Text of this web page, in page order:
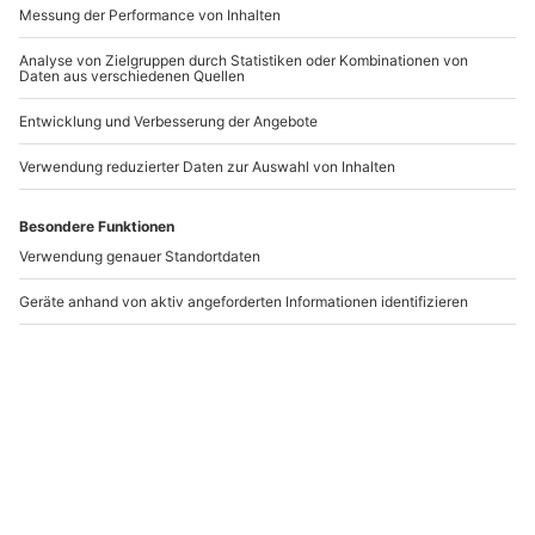
-15% CLUB DEAL
Hot-Stone Massage
Winterthur (60 min)
1 Person
5 (1)
Aromaölmassage
Konstanz
3.6 (5)